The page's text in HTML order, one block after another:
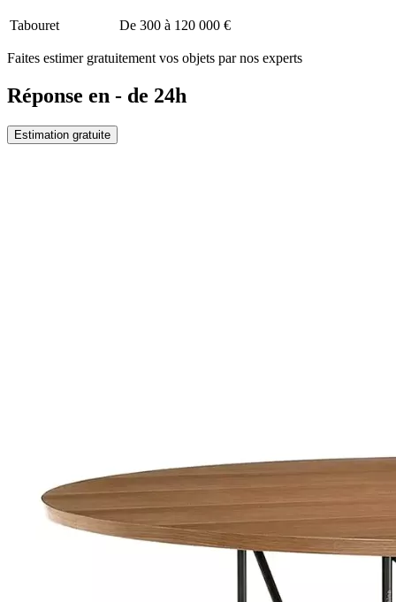
Tabouret De 300 à 120 000 €
Faites estimer gratuitement vos objets par nos experts
Réponse en - de 24h
Estimation gratuite